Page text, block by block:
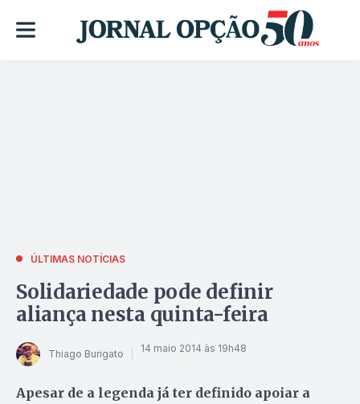
ÚLTIMAS NOTÍCIAS
Solidariedade pode definir
aliança nesta quinta-feira
Thiago Burigato 14 maio 2014 às 19h48
Apesar de a legenda já ter definido apoiar a